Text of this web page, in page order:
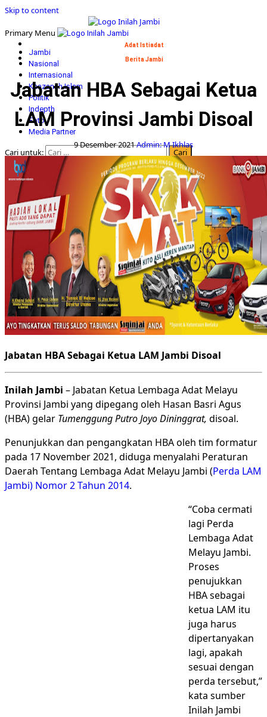
Skip to content
Primary Menu
Jambi
Nasional
Internasional
Khazanah Islam
Politik
Indepth
Foto
Media Partner
Cari untuk:
Adat Istiadat
Berita Jambi
Jabatan HBA Sebagai Ketua
LAM Provinsi Jambi Disoal
9 Desember 2021Admin: M Ikhlas
Jabatan HBA Sebagai Ketua LAM Jambi Disoal
Inilah Jambi – Jabatan Ketua Lembaga Adat Melayu
Provinsi Jambi yang dipegang oleh Hasan Basri Agus
(HBA) gelar Tumenggung Putro Joyo Dininggrat, disoal.
Penunjukkan dan pengangkatan HBA oleh tim formatur
pada 17 November 2021, diduga menyalahi Peraturan
Daerah Tentang Lembaga Adat Melayu Jambi (Perda LAM
Jambi) Nomor 2 Tahun 2014.
“Coba cermati
lagi Perda
Lembaga Adat
Melayu Jambi.
Proses
penujukkan
HBA sebagai
ketua LAM itu
juga harus
dipertanyakan
lagi, apakah
sesuai dengan
perda tersebut,”
kata sumber
Inilah Jambi